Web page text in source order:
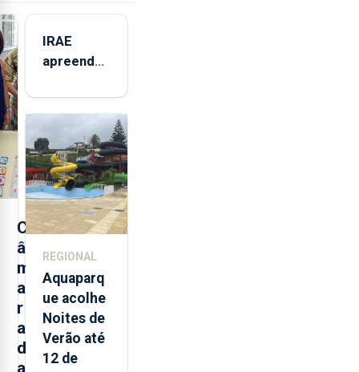
C
â
m
a
r
a
d
IRAE
apreendeu
toneladas
de
alimentos
entre
2021 e
2025 nos
Açores
REGIONAL
Aquaparq
ue acolhe
Noites de
Verão até
12 de